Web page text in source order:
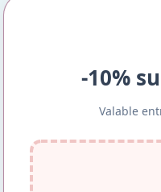
-10%
Valable